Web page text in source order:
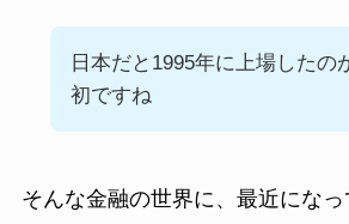
日本だと1995年に上場したの
初ですね
そんな金融の世界に、最近にな